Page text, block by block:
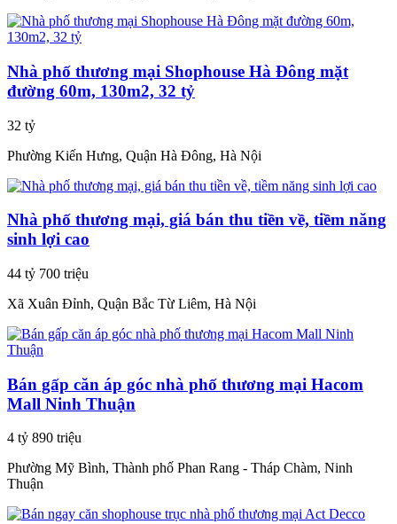
Nhà phố thương mại Shophouse Hà Đông mặt
đường 60m, 130m2, 32 tỷ
32 tỷ
Phường Kiến Hưng, Quận Hà Đông, Hà Nội
Nhà phố thương mại, giá bán thu tiền về, tiềm năng
sinh lợi cao
44 tỷ 700 triệu
Xã Xuân Đỉnh, Quận Bắc Từ Liêm, Hà Nội
Bán gấp căn áp góc nhà phố thương mại Hacom
Mall Ninh Thuận
4 tỷ 890 triệu
Phường Mỹ Bình, Thành phố Phan Rang - Tháp Chàm, Ninh
Thuận